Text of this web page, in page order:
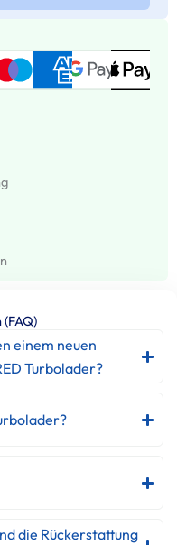
einem neuen
Turbolader?
die Rückerstattung